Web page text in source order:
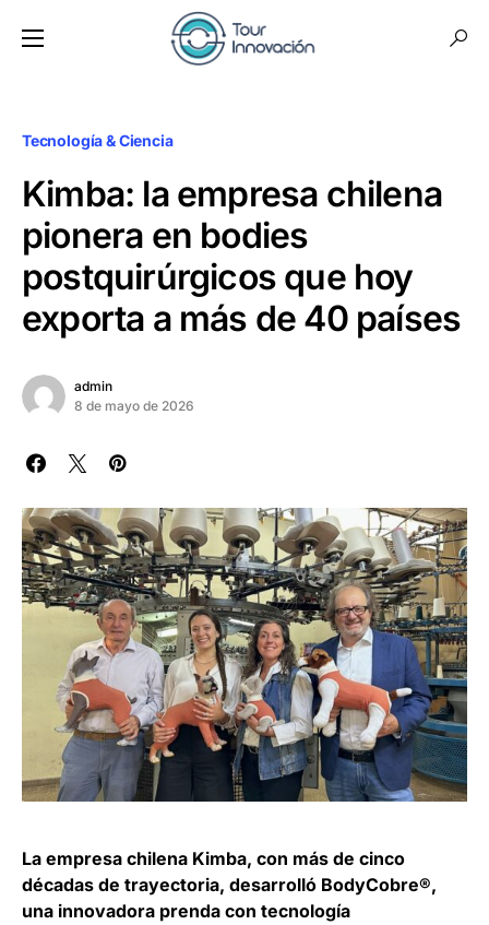
Tecnología & Ciencia
Kimba: la empresa chilena
pionera en bodies
postquirúrgicos que hoy
exporta a más de 40 países
admin
8 de mayo de 2026
La empresa chilena Kimba, con más de cinco
décadas de trayectoria, desarrolló BodyCobre®,
una innovadora prenda con tecnología